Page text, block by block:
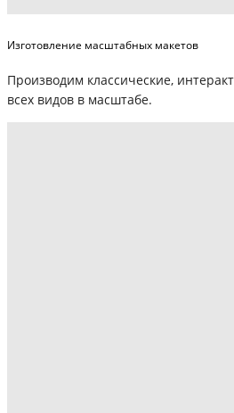
Изготовление масштабных макетов
Производим классические,
всех видов в масштабе.